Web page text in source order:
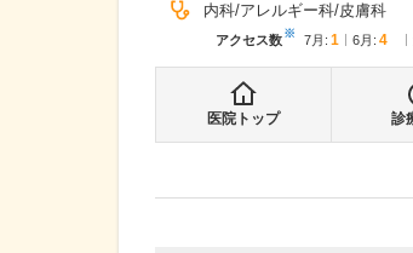
内科 アレルギー科 皮膚科
アクセス数※ 7月 : 1 6月 : 4
医院トップ 診